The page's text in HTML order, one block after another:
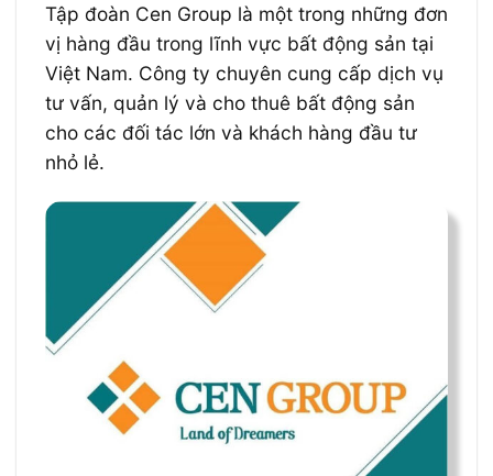
Tập đoàn Cen Group là một trong những đơn
vị hàng đầu trong lĩnh vực bất động sản tại
Việt Nam. Công ty chuyên cung cấp dịch vụ
tư vấn, quản lý và cho thuê bất động sản
cho các đối tác lớn và khách hàng đầu tư
nhỏ lẻ.